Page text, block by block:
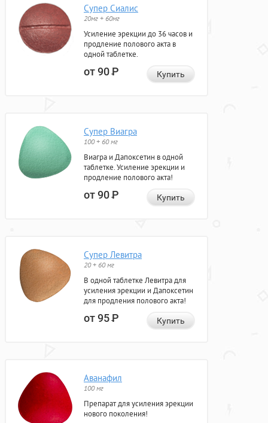
Супер Сиалис
20мг + 60мг
Усиление эрекции до 36 часов и
продление полового акта в
одной таблетке.
от 90Р Купить
Супер Виагра
100 + 60 мг
Виагра и Дапоксетин в одной
таблетке. Усиление эрекции и
продление полового акта!
от 90Р Купить
Супер Левитра
20 + 60 мг
В одной таблетке Левитра для
усиления эрекции и Дапоксетин
для продления полового акта!
от 95Р Купить
Аванафил
100 мг
Препарат для усиления эрекции
нового поколения!